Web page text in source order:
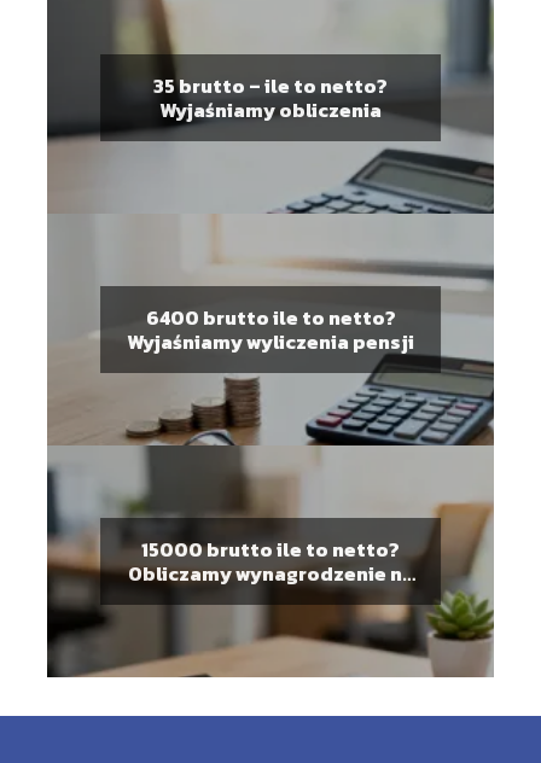
35 brutto – ile to netto?
Wyjaśniamy obliczenia
6400 brutto ile to netto?
Wyjaśniamy wyliczenia pensji
15000 brutto ile to netto?
Obliczamy wynagrodzenie na